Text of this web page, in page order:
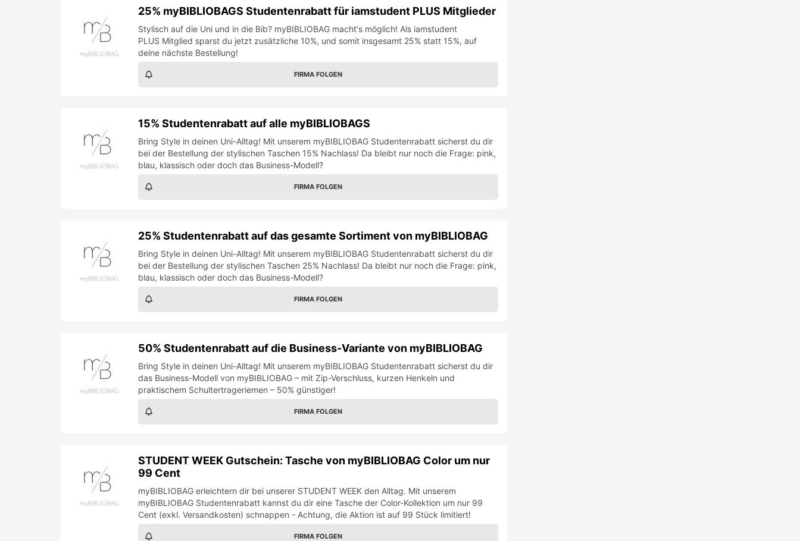
25% myBIBLIOBAGS Studentenrabatt für iamstudent PLUS Mitglieder
Stylisch auf die Uni und in die Bib? myBIBLIOBAG macht's möglich! Als iamstudent
PLUS Mitglied sparst du jetzt zusätzliche 10%, und somit insgesamt 25% statt 15%, auf
deine nächste Bestellung!
FIRMA FOLGEN
15% Studentenrabatt auf alle myBIBLIOBAGS
Bring Style in deinen Uni-Alltag! Mit unserem myBIBLIOBAG Studentenrabatt sicherst du dir
bei der Bestellung der stylischen Taschen 15% Nachlass! Da bleibt nur noch die Frage: pink,
blau, klassisch oder doch das Business-Modell?
FIRMA FOLGEN
25% Studentenrabatt auf das gesamte Sortiment von myBIBLIOBAG
Bring Style in deinen Uni-Alltag! Mit unserem myBIBLIOBAG Studentenrabatt sicherst du dir
bei der Bestellung der stylischen Taschen 25% Nachlass! Da bleibt nur noch die Frage: pink,
blau, klassisch oder doch das Business-Modell?
FIRMA FOLGEN
50% Studentenrabatt auf die Business-Variante von myBIBLIOBAG
Bring Style in deinen Uni-Alltag! Mit unserem myBIBLIOBAG Studentenrabatt sicherst du dir
das Business-Modell von myBIBLIOBAG – mit Zip-Verschluss, kurzen Henkeln und
praktischem Schultertrageriemen – 50% günstiger!
FIRMA FOLGEN
STUDENT WEEK Gutschein: Tasche von myBIBLIOBAG Color um nur
99 Cent
myBIBLIOBAG erleichtern dir bei unserer STUDENT WEEK den Alltag. Mit unserem
myBIBLIOBAG Studentenrabatt kannst du dir eine Tasche der Color-Kollektion um nur 99
Cent (exkl. Versandkosten) schnappen - Achtung, die Aktion ist auf 99 Stück limitiert!
FIRMA FOLGEN